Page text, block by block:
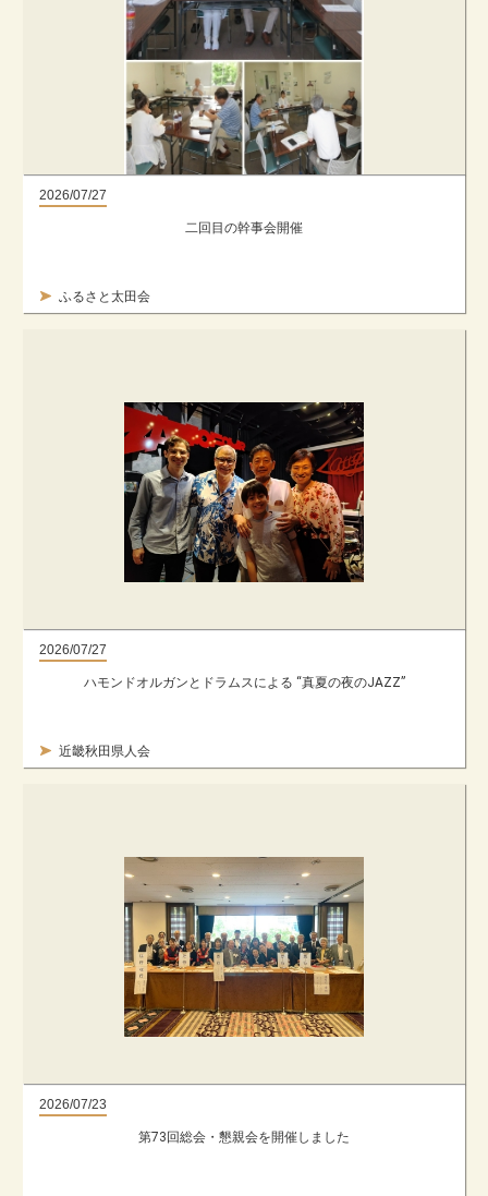
2026/07/27
ふるさと太田会
二回目の幹事会開催
2026/07/27
近畿秋田県人会
ハモンドオルガンとドラムスによる “真夏の夜のJAZZ”
2026/07/23
第73回総会・懇親会を開催しました